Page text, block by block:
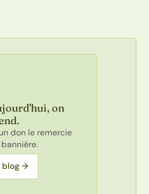
on
don le remercie
blog →